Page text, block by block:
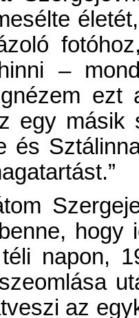
–
egy
és
hogy
napon,
az